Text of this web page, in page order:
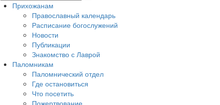
Прихожанам
Православный календарь
Расписание богослужений
Новости
Публикации
Знакомство с Лаврой
Паломникам
Паломнический отдел
Где остановиться
Что посетить
Пожертвование